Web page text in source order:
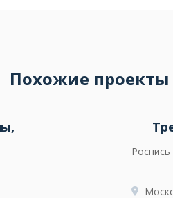
Похожие проекты
Роспись